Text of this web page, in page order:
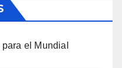
el Mundial